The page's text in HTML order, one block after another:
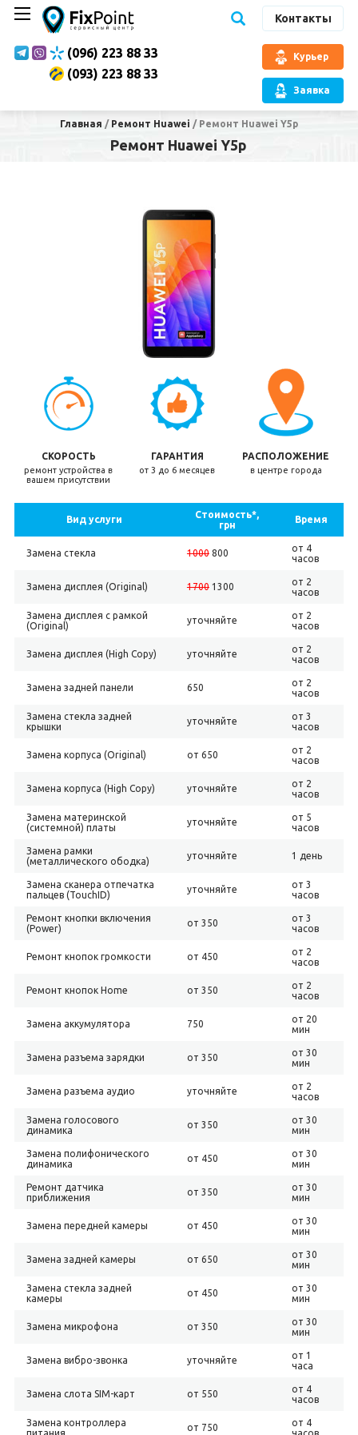
Контакты
(096) 223 88 33
(093) 223 88 33
Курьер
Заявка
Главная / Ремонт Huawei / Ремонт Huawei Y5p
Ремонт Huawei Y5p
СКОРОСТЬ
ремонт устройства в
вашем присутствии
ГАРАНТИЯ
от 3 до 6 месяцев
РАСПОЛОЖЕНИЕ
в центре города
Вид услуги
Стоимость*,
грн
Время
Замена стекла 1000800
от 4
часов
Замена дисплея (Original) 17001300
от 2
часов
Замена дисплея с рамкой
(Original)
уточняйте
от 2
часов
Замена дисплея (High Copy) уточняйте
от 2
часов
Замена задней панели 650
от 2
часов
Замена стекла задней
крышки
уточняйте
от 3
часов
Замена корпуса (Original) от 650
от 2
часов
Замена корпуса (High Copy) уточняйте
от 2
часов
Замена материнской
(системной) платы
уточняйте
от 5
часов
Замена рамки
(металлического ободка)
уточняйте 1 день
Замена сканера отпечатка
пальцев (TouchID)
уточняйте
от 3
часов
Ремонт кнопки включения
(Power)
от 350
от 3
часов
Ремонт кнопок громкости от 450
от 2
часов
Ремонт кнопок Home от 350
от 2
часов
Замена аккумулятора 750
от 20
мин
Замена разъема зарядки от 350
от 30
мин
Замена разъема аудио уточняйте
от 2
часов
Замена голосового
динамика
от 350
от 30
мин
Замена полифонического
динамика
от 450
от 30
мин
Ремонт датчика
приближения
от 350
от 30
мин
Замена передней камеры от 450
от 30
мин
Замена задней камеры от 650
от 30
мин
Замена стекла задней
камеры
от 450
от 30
мин
Замена микрофона от 350
от 30
мин
Замена вибро-звонка уточняйте
от 1
часа
Замена слота SIM-карт от 550
от 4
часов
Замена контроллера
от 750
от 4